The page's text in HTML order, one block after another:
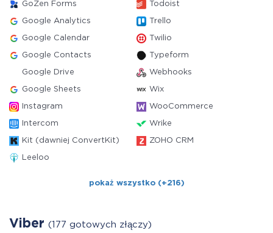
GoZen Forms Todoist
Google Analytics Trello
Google Calendar Twilio
Google Contacts Typeform
Google Drive Webhooks
Google Sheets Wix
Instagram WooCommerce
Intercom Wrike
Kit (dawniej ConvertKit) ZOHO CRM
Leeloo
pokaż wszystko (+216)
Viber (177 gotowych złączy)